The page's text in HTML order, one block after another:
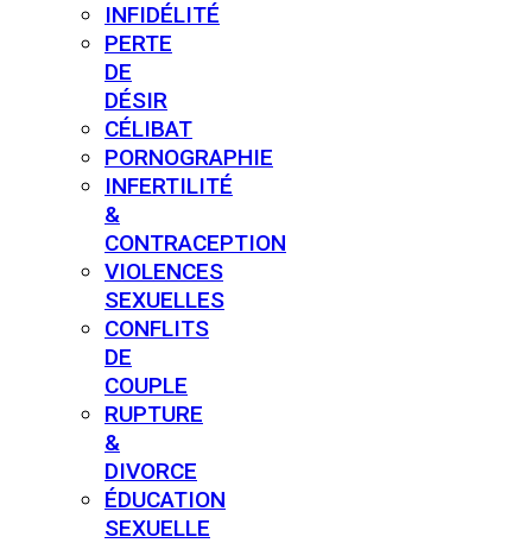
INFIDÉLITÉ
PERTE
DE
DÉSIR
CÉLIBAT
PORNOGRAPHIE
INFERTILITÉ
&
CONTRACEPTION
VIOLENCES
SEXUELLES
CONFLITS
DE
COUPLE
RUPTURE
&
DIVORCE
ÉDUCATION
SEXUELLE